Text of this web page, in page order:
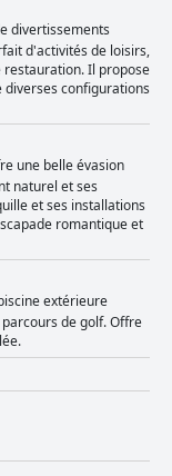
et aux faux pas de
jardins étant souvent
qu'il y ait des
et d'insectes, la plupart
personnel d'entretien
pour son service
l'attention et
de manière
signalent une
rencontrent des
améliorations de la
pourraient
clients notent une
les jardins bien
éloges. Les
et spacieuse, bien
les mois les plus
de fitness en raison
divertissements
d'activités de loisirs,
Il propose
diverses configurations
une belle évasion
naturel et ses
et ses installations
romantique et
extérieure
de golf. Offre